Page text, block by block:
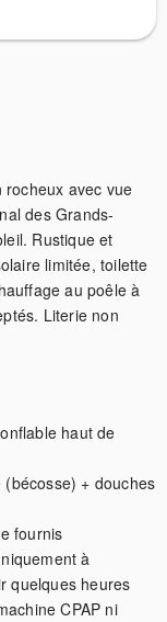
avec vue
des Grands-
Rustique et
limitée, toilette
au poêle à
Literie non
haut de
+ douches
fournis
à
quelques heures
CPAP ni